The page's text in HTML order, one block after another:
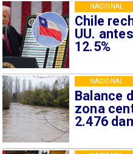
Chile
UU.
12.5%
NACIONAL
Balance
zona
2.476
NACIONAL